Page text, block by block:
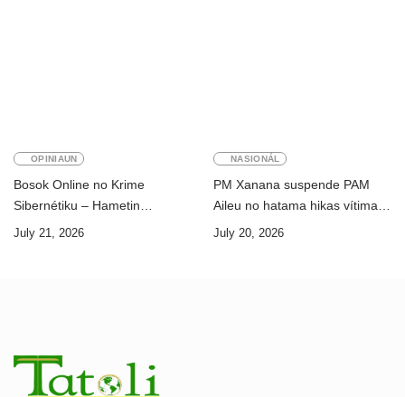
OPINIAUN
Bosok Online no Krime
Sibernétiku – Hametin
Seguransa Dijitál ba Futuru
July 21, 2026
NASIONÁL
PM Xanana suspende PAM
Aileu no hatama hikas vítima
AMA ba servisu
July 20, 2026